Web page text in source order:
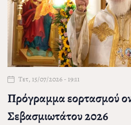
Τετ, 15/07/2026 - 19:11
Πρόγραμμα εορτασμού
Σεβασμιωτάτου 2026